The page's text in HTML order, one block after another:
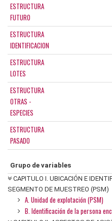
ESTRUCTURA
FUTURO
ESTRUCTURA
IDENTIFICACION
ESTRUCTURA
LOTES
ESTRUCTURA
OTRAS -
ESPECIES
ESTRUCTURA
PASADO
Grupo de variables
CAPITULO I. UBICACIÓN E
SEGMENTO DE MUESTREO (PSM)
A. Unidad de explotación (PSM)
B. Identificación de la persona